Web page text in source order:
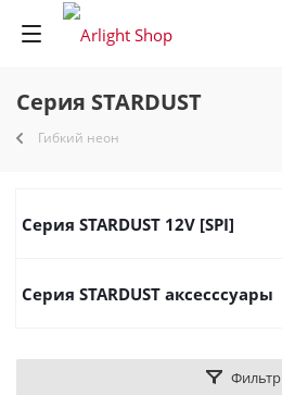
Серия STARDUST
Гибкий неон
Серия STARDUST 12V [SPI]
Серия STARDUST аксесссуары
Фильтр